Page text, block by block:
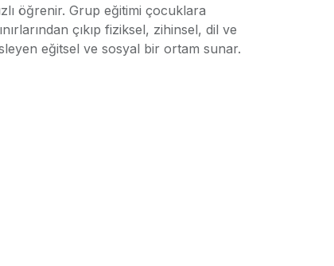
öğrenir. Grup eğitimi çocuklara
çıkıp fiziksel, zihinsel, dil ve
eğitsel ve sosyal bir ortam sunar.